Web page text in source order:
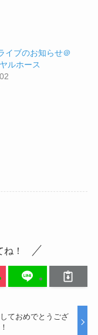
イブのお知らせ＠
ルホース
！
ておめでとうござ